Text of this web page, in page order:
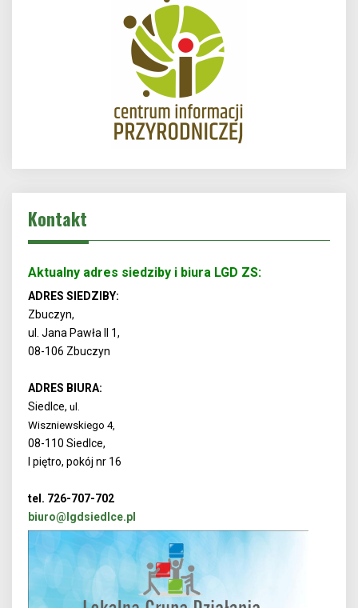
Kontakt
Aktualny adres siedziby i biura LGD ZS:
ADRES SIEDZIBY:
Zbuczyn,
ul. Jana Pawła II 1,
08-106 Zbuczyn
ADRES BIURA:
Siedlce, ul.
Wiszniewskiego 4,
08-110 Siedlce,
I piętro, pokój nr 16
tel. 726-707-702
biuro@lgdsiedlce.pl